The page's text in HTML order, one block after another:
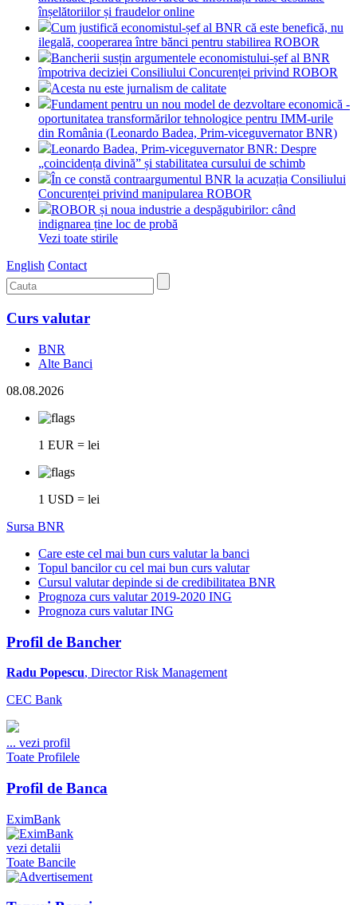
înșelătoriilor și fraudelor online
Cum justifică economistul-șef al BNR că este benefică, nu
ilegală, cooperarea între bănci pentru stabilirea ROBOR
Bancherii susțin argumentele economistului-șef al BNR
împotriva deciziei Consiliului Concurenței privind ROBOR
Acesta nu este jurnalism de calitate
Fundament pentru un nou model de dezvoltare economică -
oportunitatea transformărilor tehnologice pentru IMM-urile
din România (Leonardo Badea, Prim-viceguvernator BNR)
Leonardo Badea, Prim-viceguvernator BNR: Despre
„coincidența divină” și stabilitatea cursului de schimb
În ce constă contraargumentul BNR la acuzația Consiliului
Concurenței privind manipularea ROBOR
ROBOR și noua industrie a despăgubirilor: când
indignarea ține loc de probă
Vezi toate stirile
English Contact
Curs valutar
BNR
Alte Banci
08.08.2026
1 EUR = lei
1 USD = lei
Sursa BNR
Care este cel mai bun curs valutar la banci
Topul bancilor cu cel mai bun curs valutar
Cursul valutar depinde si de credibilitatea BNR
Prognoza curs valutar 2019-2020 ING
Prognoza curs valutar ING
Profil de Bancher
Radu Popescu, Director Risk Management
CEC Bank
... vezi profil
Toate Profilele
Profil de Banca
EximBank
vezi detalii
Toate Bancile